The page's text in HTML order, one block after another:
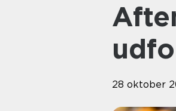
Aftensmad med kylling – En
28 oktober